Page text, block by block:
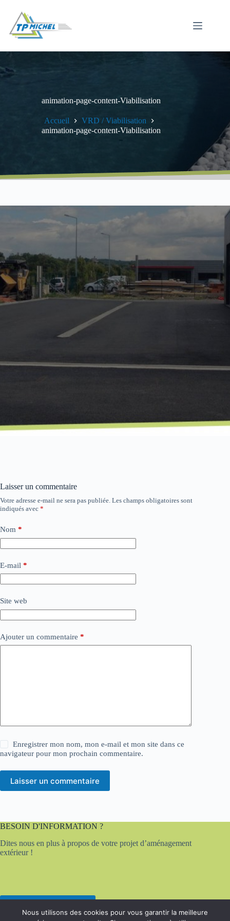
contenu
animation-page-content-Viabilisation
Accueil
VRD / Viabilisation
animation-page-content-Viabilisation
Laisser un commentaire
Votre adresse e-mail ne sera pas publiée. Les champs obligatoires sont
indiqués avec *
Nom *
E-mail *
Site web
Ajouter un commentaire *
Enregistrer mon nom, mon e-mail et mon site dans ce
navigateur pour mon prochain commentaire.
Laisser un commentaire
BESOIN D'INFORMATION ?
Dites nous en plus à propos de votre projet d’aménagement
extérieur !
Contactez-nous
Nous utilisons des cookies pour vous garantir la meilleure